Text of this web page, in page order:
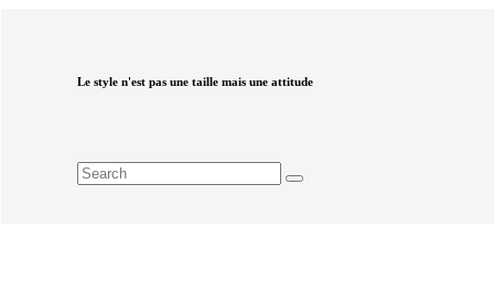
Le style n'est pas une taille mais une attitude